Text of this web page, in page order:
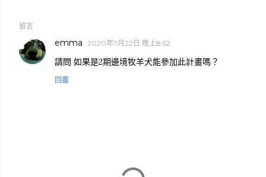
留言
emma 2020年7月22日 晚上8:52
請問 如果是2期邊境牧羊犬能參加此計畫嗎？
回覆